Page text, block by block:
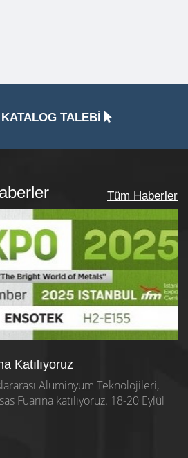
TALEBİ
Tüm Haberler
Katılıyoruz
Alüminyum Teknolojileri,
Fuarına katılıyoruz. 18-20 Eylül